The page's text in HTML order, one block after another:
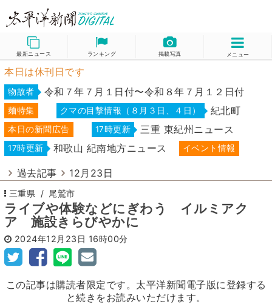
最新ニュース ランキング 掲載写真 メニュー
本日は休刊日です
物故者 令和７年７月１日付〜令和８年７月１２日付
麺特集 クマの目撃情報（８月３日、４日） 紀北町
本日の新聞広告 17時更新 三重 東紀州ニュース
17時更新 和歌山 紀南地方ニュース イベント情報
過去記事 12月23日
三重県 尾鷲市
ライブや体験などにぎわう イルミアク
ア 施設きらびやかに
2024年12月23日 16時00分
この記事は購読者限定です。太平洋新聞電子版に登録する
と続きをお読みいただけます。